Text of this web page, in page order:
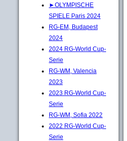
►OLYMPISCHE
SPIELE Paris 2024
RG-EM, Budapest
2024
2024 RG-World Cup-
Serie
RG-WM, Valencia
2023
2023 RG-World Cup-
Serie
RG-WM, Sofia 2022
2022 RG-World Cup-
Serie